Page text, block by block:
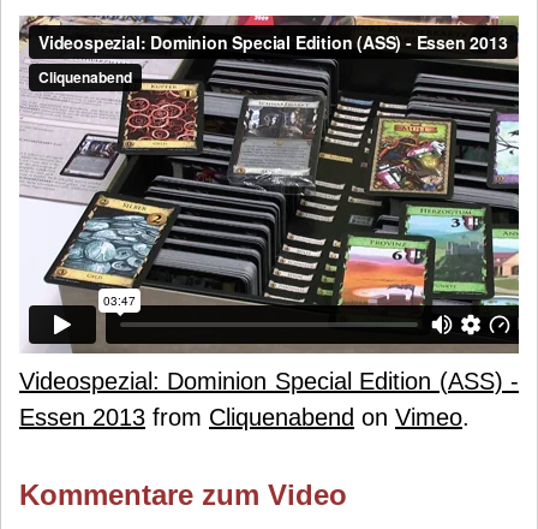
Videospezial: Dominion Special Edition (ASS) -
Essen 2013 from Cliquenabend on Vimeo.
Kommentare zum Video